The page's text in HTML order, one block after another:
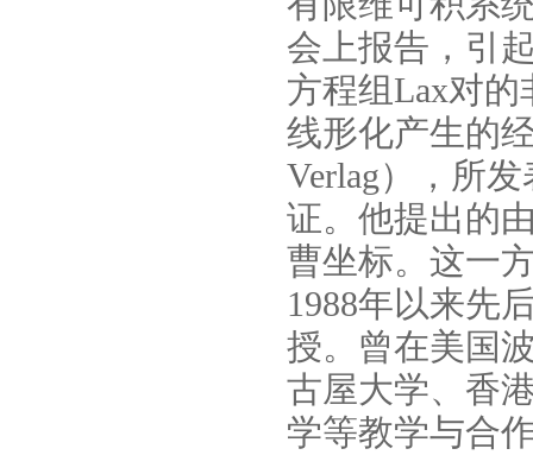
会上报告，引
方程组Lax对
线形化产生的
Verlag），所
证。他提出的
曹坐标。这一
1988年以来先
授。曾在美国
古屋大学、香
学等教学与合